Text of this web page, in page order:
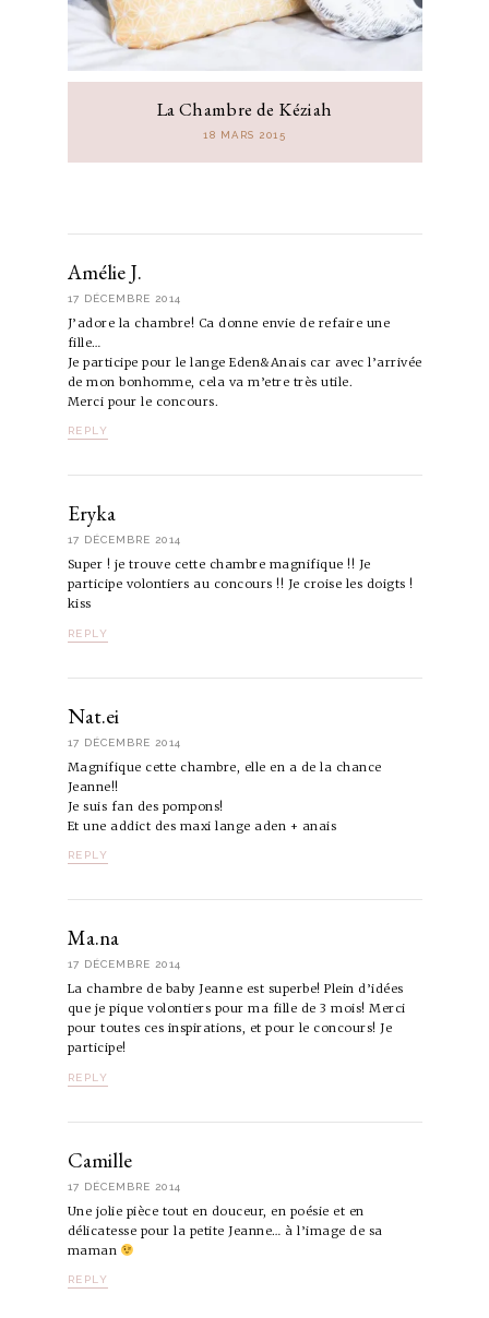
La Chambre de Kéziah
18 MARS 2015
Amélie J.
17 DÉCEMBRE 2014
J’adore la chambre! Ca donne envie de refaire une
fille…
Je participe pour le lange Eden&Anais car avec l’arrivée
de mon bonhomme, cela va m’etre très utile.
Merci pour le concours.
REPLY
Eryka
17 DÉCEMBRE 2014
Super ! je trouve cette chambre magnifique !! Je
participe volontiers au concours !! Je croise les doigts !
kiss
REPLY
Nat.ei
17 DÉCEMBRE 2014
Magnifique cette chambre, elle en a de la chance
Jeanne!!
Je suis fan des pompons!
Et une addict des maxi lange aden + anais
REPLY
Ma.na
17 DÉCEMBRE 2014
La chambre de baby Jeanne est superbe! Plein d’idées
que je pique volontiers pour ma fille de 3 mois! Merci
pour toutes ces inspirations, et pour le concours! Je
participe!
REPLY
Camille
17 DÉCEMBRE 2014
Une jolie pièce tout en douceur, en poésie et en
délicatesse pour la petite Jeanne… à l’image de sa
maman
REPLY